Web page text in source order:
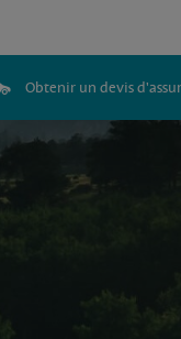
Obtenir un devis